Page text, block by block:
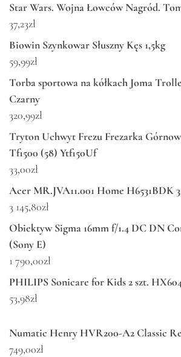
Star Wars. Wojna Łowców Nagród.
37,23zł
Biowin Szynkowar Słuszny Kęs 1,5kg
59,99zł
Torba sportowa na kółkach Joma
Czarny
320,99zł
Tryton Uchwyt Frezu Frezarka
Tf1500 (58) Ytf150Uf
33,00zł
Acer MR.JVA11.001 Home H6531BDK
3 145,80zł
Obiektyw Sigma 16mm f/1.4 DC DN
(Sony E)
1 790,00zł
PHILIPS Sonicare for Kids 2 szt.
53,98zł
Numatic Henry HVR200-A2 Classic
749,00zł